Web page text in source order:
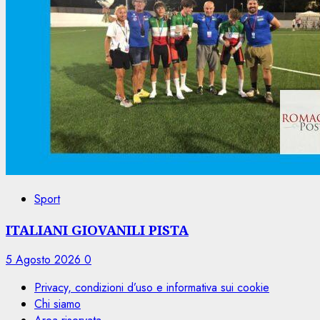
Sport
ITALIANI GIOVANILI PISTA
5 Agosto 2026 0
Privacy, condizioni d’uso e informativa sui cookie
Chi siamo